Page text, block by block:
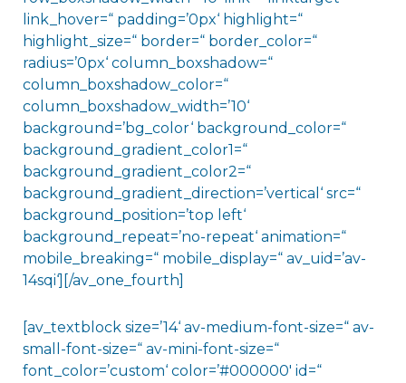
link_hover=“ padding=’0px‘ highlight=“
highlight_size=“ border=“ border_color=“
radius=’0px‘ column_boxshadow=“
column_boxshadow_color=“
column_boxshadow_width=’10‘
background=’bg_color‘ background_color=“
background_gradient_color1=“
background_gradient_color2=“
background_gradient_direction=’vertical‘ src=“
background_position=’top left‘
background_repeat=’no-repeat‘ animation=“
mobile_breaking=“ mobile_display=“ av_uid=’av-
14sqi‘][/av_one_fourth]
[av_textblock size=’14‘ av-medium-font-size=“ av-
small-font-size=“ av-mini-font-size=“
font_color=’custom‘ color=’#000000′ id=“